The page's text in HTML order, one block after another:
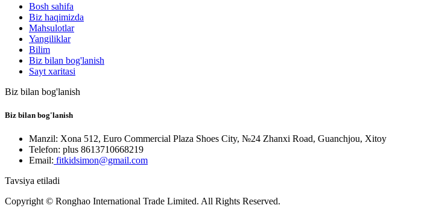
Bosh sahifa
Biz haqimizda
Mahsulotlar
Yangiliklar
Bilim
Biz bilan bog'lanish
Sayt xaritasi
Biz bilan bog'lanish
Biz bilan bog'lanish
Manzil: Xona 512, Euro Commercial Plaza Shoes City, №24 Zhanxi Road, Guanchjou, Xitoy
Telefon: plus 8613710668219
Email: fitkidsimon@gmail.com
Tavsiya etiladi
Copyright © Ronghao International Trade Limited. All Rights Reserved.